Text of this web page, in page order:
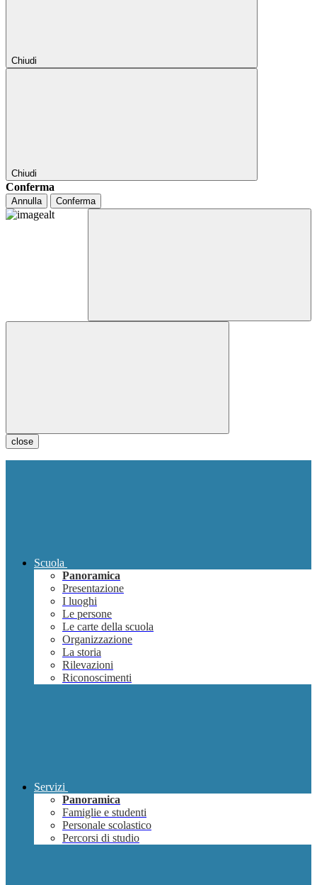
Chiudi
Chiudi
Conferma
Annulla Conferma
close
Scuola
Panoramica
Presentazione
I luoghi
Le persone
Le carte della scuola
Organizzazione
La storia
Rilevazioni
Riconoscimenti
Servizi
Panoramica
Famiglie e studenti
Personale scolastico
Percorsi di studio